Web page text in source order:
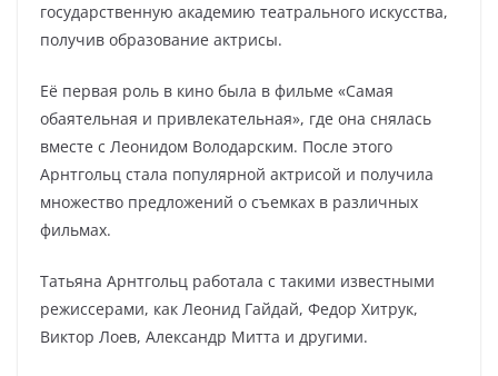
государственную академию театрального искусства,
получив образование актрисы.
Её первая роль в кино была в фильме «Самая
обаятельная и привлекательная», где она снялась
вместе с Леонидом Володарским. После этого
Арнтгольц стала популярной актрисой и получила
множество предложений о съемках в различных
фильмах.
Татьяна Арнтгольц работала с такими известными
режиссерами, как Леонид Гайдай, Федор Хитрук,
Виктор Лоев, Александр Митта и другими.